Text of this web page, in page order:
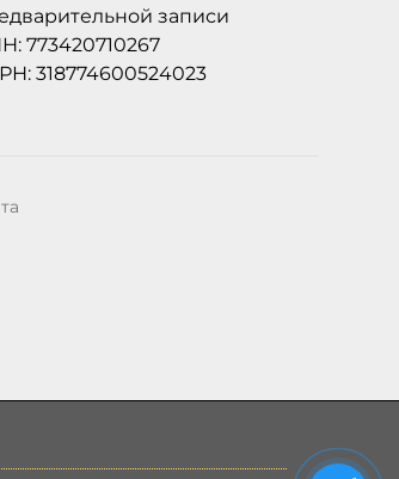
записи
773420710267
318774600524023